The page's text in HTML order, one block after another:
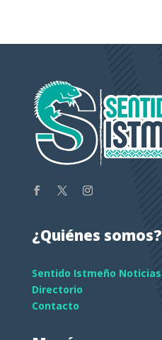
¿Quiénes somos?
Sentido Istmeño Noticias
Directorio
Contacto